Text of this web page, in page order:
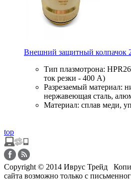
Внешний защитный колпачок
Тип плазмотрона:
ток резки - 400 А)
Разрезаемый материал:
нержавеющая сталь,
Материал: сплав меди,
top
Copyright © 2014 Иврус Трейд
сайта возможно только с